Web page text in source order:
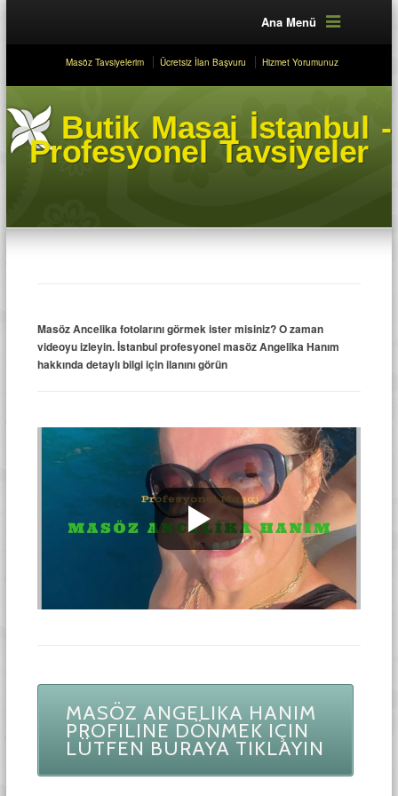
Ana Menü
Masöz Tavsiyelerim Ücretsiz İlan Başvuru Hizmet Yorumunuz
Butik Masaj İstanbul -
Profesyonel Tavsiyeler
Masöz Ancelika fotolarını görmek ister misiniz? O zaman
videoyu izleyin. İstanbul profesyonel masöz Angelika Hanım
hakkında detaylı bilgi için ilanını görün
MASÖZ ANGELIKA HANIM
PROFILINE DÖNMEK IÇIN
LÜTFEN BURAYA TIKLAYIN